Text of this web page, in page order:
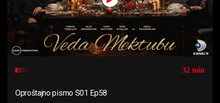
32 min
Oproštajno pismo S01 Ep58